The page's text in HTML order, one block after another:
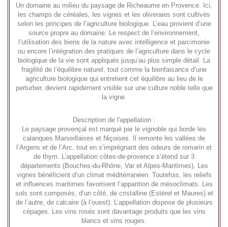
Un domaine au milieu du paysage de Richeaume en Provence. Ici,
les champs de céréales, les vignes et les oliveraies sont cultivés
selon les principes de l’agriculture biologique. L’eau provient d’une
source propre au domaine. Le respect de l’environnement,
l’utilisation des biens de la nature avec intelligence et parcimonie
ou encore l’intégration des pratiques de l’agriculture dans le cycle
biologique de la vie sont appliqués jusqu’au plus simple détail. La
fragilité de l’équilibre naturel, tout comme la bienfaisance d’une
agriculture biologique qui entretient cet équilibre au lieu de le
perturber, devient rapidement visible sur une culture noble telle que
la vigne.
Description de l'appellation :
Le paysage provençal est marqué par le vignoble qui borde les
calanques Marseillaises et Niçoises. Il remonte les vallées de
l’Argens et de l’Arc, tout en s’imprégnant des odeurs de romarin et
de thym. L’appellation côtes-de-provence s’étend sur 3
départements (Bouches-du-Rhône, Var et Alpes-Maritimes). Les
vignes bénéficient d’un climat méditérranéen. Toutefois, les reliefs
et influences maritimes favorisent l’apparition de mésoclimats. Les
sols sont composés, d’un côté, de cristalline (Estérel et Maures) et
de l’autre, de calcaire (à l’ouest). L’appellation dispose de plusieurs
cépages. Les vins rosés sont davantage produits que les vins
blancs et vins rouges.